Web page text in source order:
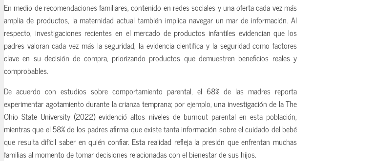
En medio de recomendaciones familiares, contenido en redes sociales y una oferta cada vez más
amplia de productos, la maternidad actual también implica navegar un mar de información. Al
respecto, investigaciones recientes en el mercado de productos infantiles evidencian que los
padres valoran cada vez más la seguridad, la evidencia científica y la seguridad como factores
clave en su decisión de compra, priorizando productos que demuestren beneficios reales y
comprobables.
De acuerdo con estudios sobre comportamiento parental, el 68% de las madres reporta
experimentar agotamiento durante la crianza temprana; por ejemplo, una investigación de la The
Ohio State University (2022) evidenció altos niveles de burnout parental en esta población,
mientras que el 58% de los padres afirma que existe tanta información sobre el cuidado del bebé
que resulta difícil saber en quién confiar. Esta realidad refleja la presión que enfrentan muchas
familias al momento de tomar decisiones relacionadas con el bienestar de sus hijos.